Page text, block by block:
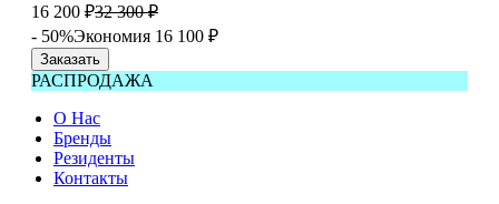
16 200 ₽32 300 ₽
- 50%Экономия 16 100 ₽
Заказать
РАСПРОДАЖА
О Нас
Бренды
Резиденты
Контакты